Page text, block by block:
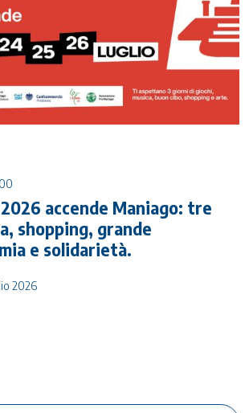
2026 accende Maniago: tre
shopping, grande
e solidarietà.
2026